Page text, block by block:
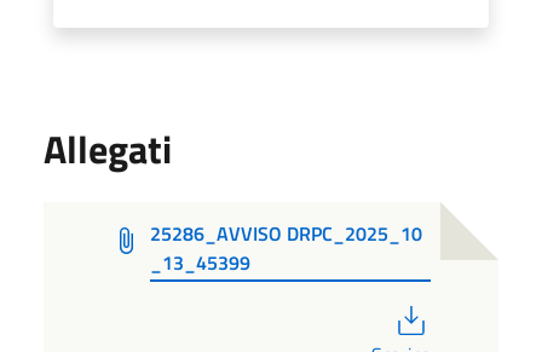
Allegati
25286_AVVISO DRPC_2025_10
_13_45399